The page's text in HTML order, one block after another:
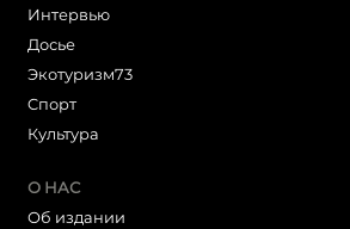
Интервью
Досье
Экотуризм73
Cпорт
Культура
О НАС
Об издании